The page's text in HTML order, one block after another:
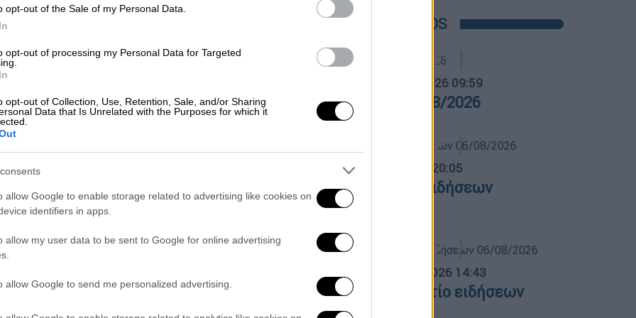
opt-out of the Sale of my Personal Data.
opt-out of processing my Personal Data for Targeted
opt-out of Collection, Use, Retention, Sale, and/or Sharing
Data that Is Unrelated with the Purposes for which it
allow Google to enable storage related to advertising like cookies on
identifiers in apps.
allow my user data to be sent to Google for online advertising
allow Google to send me personalized advertising.
Πακιστάν θα υπογράψουν
Το βασίλειο της Σαουδικής Αραβίας,
το Πακιστάν και η Τουρκία
Τζέντα συμφωνία που προβλέπει
αμοιβαία άμυνα
POPULAR VIDEOS
07.08.2026 09:59
Ώρα Ελλάδος 07/08/2026
Κεντρικό... 06.08.2026 20:05
Κεντρικό δελτίο ειδήσεων
06/08/2026
06.08.2026 14:43
Μεσημεριανό δελτίο ειδήσεων
06/08/2026